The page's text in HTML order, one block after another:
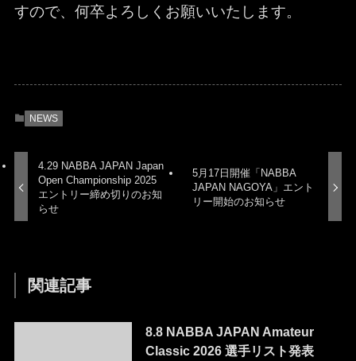
すので、何卒よろしくお願いいたします。
NEWS
4.29 NABBA JAPAN Japan
Open Championship 2025
エントリー締め切りのお知
らせ
5月17日開催「NABBA
JAPAN NAGOYA」エント
リー開始のお知らせ
関連記事
8.8 NABBA JAPAN Amateur
Classic 2026 選手リスト発表